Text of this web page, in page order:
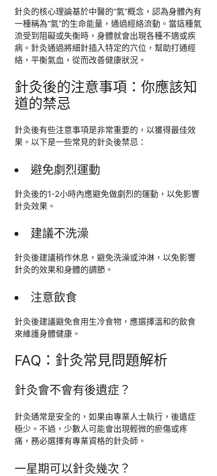
針灸的核心理論基於中醫的“氣”概念，認為身體內有
一種稱為“氣”的生命能量，通過經絡流動。當這種氣
流受到阻礙或失衡時，身體就會出現各種不適或疾
病。針灸通過將細針插入特定的穴位，幫助打通經
絡，平衡氣血，從而改善健康狀況。
針灸後的注意事項：你應該知
道的禁忌
針灸後有些注意事項是非常重要的，以獲得最佳效
果。以下是一些常見的針灸後禁忌：
避免劇烈運動
針灸後的1-2小時內應避免做劇烈的運動，以免影響
針灸效果。
建議不洗澡
針灸後建議稍作休息，避免洗澡或沖淋，以免影響
針灸的效果和身體的調節。
注意飲食
針灸後建議避免食用生冷食物，應選擇溫和的飲食
來維護身體健康。
FAQ：針灸常見問題解析
針灸會不會有後遺症？
針灸通常是安全的，如果由專業人士執行，後遺症
極少。不過，少數人可能會出現輕微的瘀傷或疼
痛，務必選擇有專業資格的針灸師。
一星期可以針灸幾次？